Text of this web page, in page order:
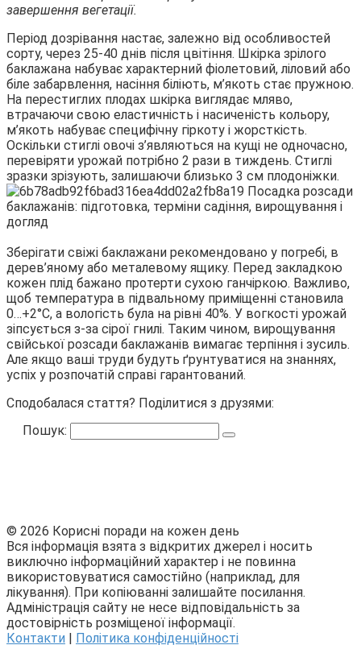
завершення вегетації.
Період дозрівання настає, залежно від особливостей
сорту, через 25-40 днів після цвітіння. Шкірка зрілого
баклажана набуває характерний фіолетовий, ліловий або
біле забарвлення, насіння біліють, м’якоть стає пружною.
На перестиглих плодах шкірка виглядає мляво,
втрачаючи свою еластичність і насиченість кольору,
м’якоть набуває специфічну гіркоту і жорсткість.
Оскільки стиглі овочі з’являються на кущі не одночасно,
перевіряти урожай потрібно 2 рази в тиждень. Стиглі
зразки зрізують, залишаючи близько 3 см плодоніжки.
Зберігати свіжі баклажани рекомендовано у погребі, в
дерев’яному або металевому ящику. Перед закладкою
кожен плід бажано протерти сухою ганчіркою. Важливо,
щоб температура в підвальному приміщенні становила
0…+2°С, а вологість була на рівні 40%. У вогкості урожай
зіпсується з-за сірої гнилі. Таким чином, вирощування
свійської розсади баклажанів вимагає терпіння і зусиль.
Але якщо ваші труди будуть ґрунтуватися на знаннях,
успіх у розпочатій справі гарантований.
Сподобалася стаття? Поділитися з друзями:
Пошук:
© 2026 Корисні поради на кожен день
Вся інформація взята з відкритих джерел і носить
виключно інформаційний характер і не повинна
використовуватися самостійно (наприклад, для
лікування). При копіюванні залишайте посилання.
Адміністрація сайту не несе відповідальність за
достовірність розміщеної інформації.
Контакти | Політика конфіденційності